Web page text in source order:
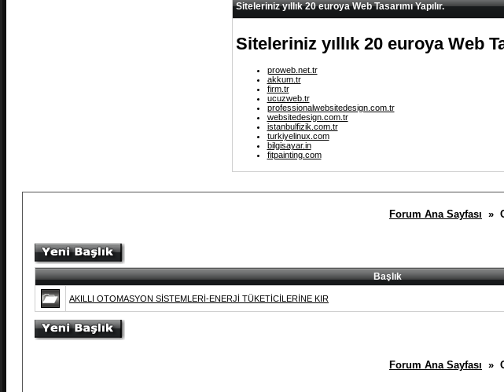
Siteleriniz yıllık 20 euroya Web Tasarımı Yapılır.
Siteleriniz yıllık 20 euroya Web
proweb.net.tr
akkum.tr
firm.tr
ucuzweb.tr
professionalwebsitedesign.com.tr
websitedesign.com.tr
istanbulfizik.com.tr
turkiyelinux.com
bilgisayar.in
fitpainting.com
Forum Ana Sayfası »
Başlık
AKILLI OTOMASYON SİSTEMLERİ-ENERJİ TÜKETİCİLERİNE KIR
Forum Ana Sayfası »